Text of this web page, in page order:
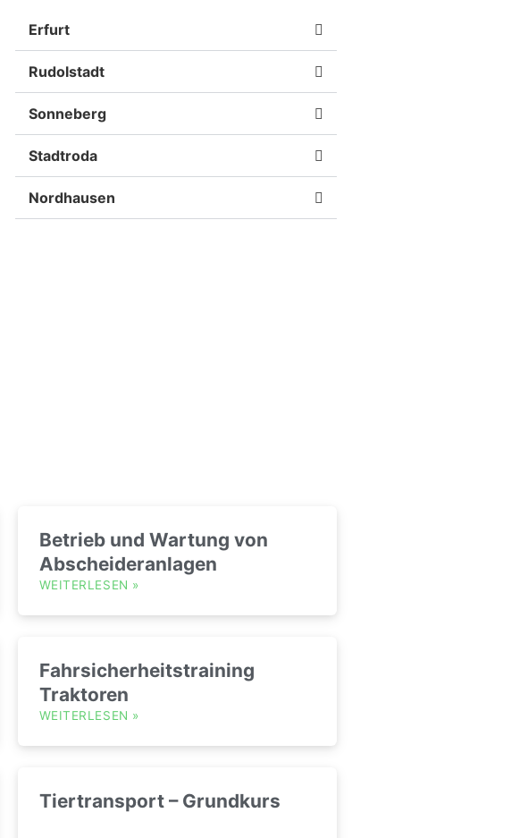
Erfurt
Rudolstadt
Sonneberg
Stadtroda
Nordhausen
Betrieb und Wartung von
Abscheideranlagen
WEITERLESEN »
Fahrsicherheitstraining
Traktoren
WEITERLESEN »
Tiertransport – Grundkurs